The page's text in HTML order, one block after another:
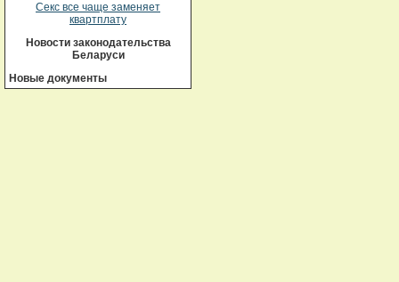
Секс все чаще заменяет
квартплату
Новости законодательства
Беларуси
Новые документы